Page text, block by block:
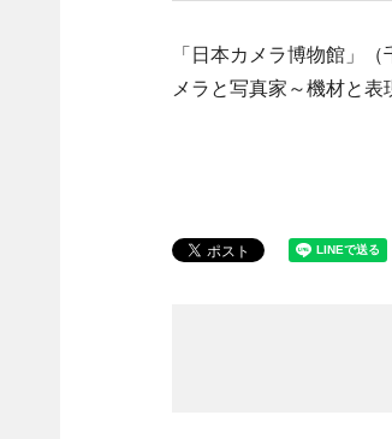
「日本カメラ博物館」
メラと写真家～機材と表